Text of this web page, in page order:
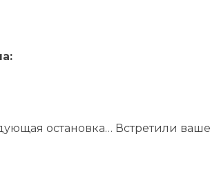
остановка… Встретили